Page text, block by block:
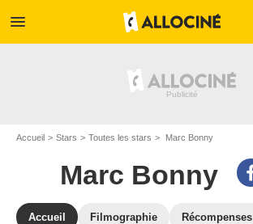
menu
Accueil Stars Toutes les stars Marc Bonny
Marc Bonny
Accueil Filmographie Récompenses